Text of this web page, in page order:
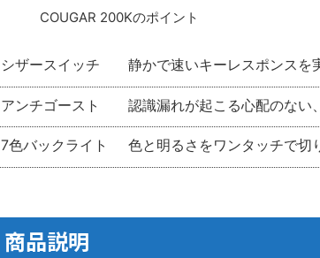
COUGAR 200Kのポイント
シザースイッチ 静かで速いキーレスポンスを
アンチゴースト 認識漏れが起こる心配のない
7色バックライト 色と明るさをワンタッチで切
商品説明